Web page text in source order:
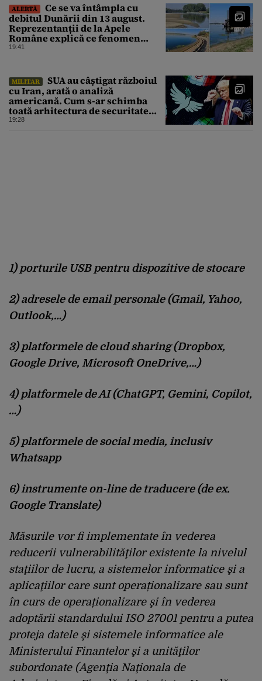
ALERTĂ
Ce se va întâmpla cu
debitul Dunării din 13 august.
Reprezentanții de la Apele
Române explică ce fenomen
urmează
19:41
MILITAR
SUA au câștigat războiul
cu Iran, arată o analiză
americană. Cum s-ar schimba
toată arhitectura de securitate
din Orientul Mijlociu
19:28
1) porturile USB pentru dispozitive de stocare
2) adresele de email personale (Gmail, Yahoo,
Outlook,…)
3) platformele de cloud sharing (Dropbox,
Google Drive, Microsoft OneDrive,…)
4) platformele de AI (ChatGPT, Gemini, Copilot,
…)
5) platformele de social media, inclusiv
Whatsapp
6) instrumente on-line de traducere (de ex.
Google Translate)
Măsurile vor fi implementate în vederea
reducerii vulnerabilităţilor existente la nivelul
staţiilor de lucru, a sistemelor informatice şi a
aplicaţiilor care sunt operaționalizare sau sunt
în curs de operaționalizare şi în vederea
adoptării standardului ISO 27001 pentru a putea
proteja datele şi sistemele informatice ale
Ministerului Finantelor şi a unităţilor
subordonate (Agenţia Naţionala de